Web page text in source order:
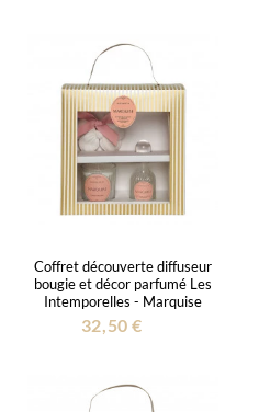
Coffret découverte diffuseur
bougie et décor parfumé Les
Intemporelles - Marquise
32,50 €